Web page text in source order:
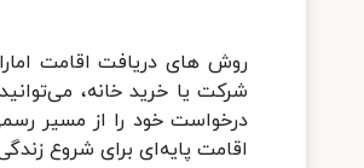
روش های دریافت اقامت
شرکت یا خرید خانه،
درخواست خود را از مسیر
اقامت پایه‌ای برای شروع